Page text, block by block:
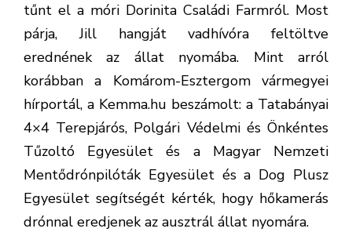
tűnt el a móri Dorinita Családi Farmról. Most
párja, Jill hangját vadhívóra feltöltve
erednének az állat nyomába. Mint arról
korábban a Komárom-Esztergom vármegyei
hírportál, a Kemma.hu beszámolt: a Tatabányai
4×4 Terepjárós, Polgári Védelmi és Önkéntes
Tűzoltó Egyesület és a Magyar Nemzeti
Mentődrónpilóták Egyesület és a Dog Plusz
Egyesület segítségét kérték, hogy hőkamerás
drónnal eredjenek az ausztrál állat nyomára.